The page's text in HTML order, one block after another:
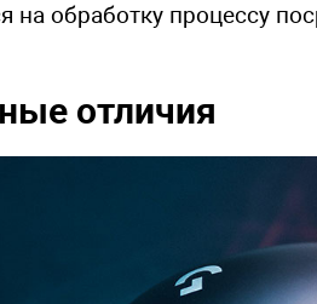
на обработку процессу
отличия